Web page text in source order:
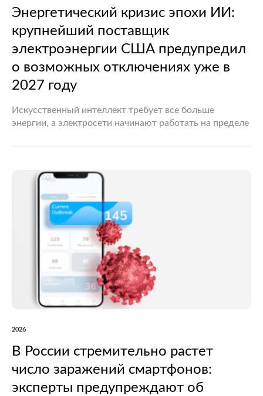
Энергетический кризис эпохи ИИ:
крупнейший поставщик
электроэнергии США предупредил
о возможных отключениях уже в
2027 году
Искусственный интеллект требует все больше
энергии, а электросети начинают работать на пределе
интеллекта постепенно превращается не только в
испытание…
2026
В России стремительно растет
число заражений смартфонов:
эксперты предупреждают об